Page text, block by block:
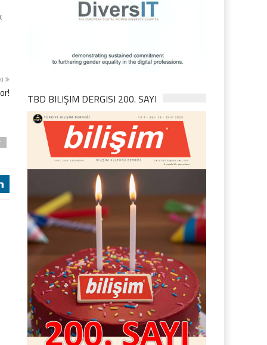
TBD BILIŞIM DERGISI 200. SAYI